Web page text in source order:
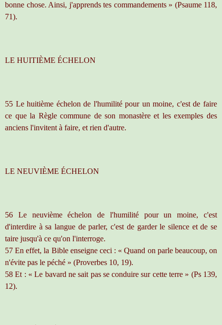
bonne chose. Ainsi, j'apprends tes commandements » (Psaume 118,
71).
LE HUITIÈME ÉCHELON
55 Le huitième échelon de l'humilité pour un moine, c'est de faire
ce que la Règle commune de son monastère et les exemples des
anciens l'invitent à faire, et rien d'autre.
LE NEUVIÈME ÉCHELON
56 Le neuvième échelon de l'humilité pour un moine, c'est
d'interdire à sa langue de parler, c'est de garder le silence et de se
taire jusqu'à ce qu'on l'interroge.
57 En effet, la Bible enseigne ceci : « Quand on parle beaucoup, on
n'évite pas le péché » (Proverbes 10, 19).
58 Et : « Le bavard ne sait pas se conduire sur cette terre » (Ps 139,
12).